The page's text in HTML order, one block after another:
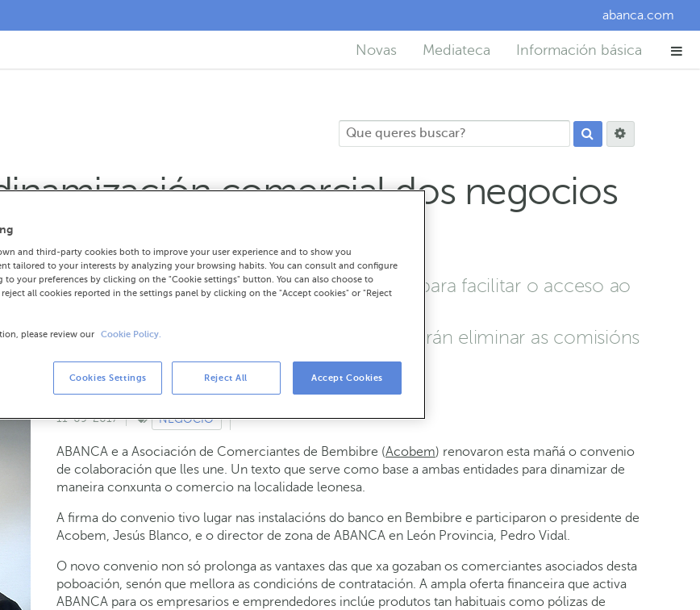
abanca.com
Novas Mediateca Información básica
comercial dos negocios
local rubrican un convenio de colaboración para facilitar o acceso ao
adaptadas e xestores especializados e poderán eliminar as comisións
11-09-2017 NEGOCIO
ABANCA e a Asociación de Comerciantes de Bembibre (Acobem) renovaron esta mañá o convenio
de colaboración que lles une. Un texto que serve como base a ambas entidades para dinamizar de
maneira conxunta o comercio na localidade leonesa.
A firma do convenio tivo lugar nas instalacións do banco en Bembibre e participaron o presidente de
Acobem, Jesús Blanco, e o director de zona de ABANCA en León Provincia, Pedro Vidal.
O novo convenio non só prolonga as vantaxes das que xa gozaban os comerciantes asociados desta
poboación, senón que mellora as condicións de contratación. A ampla oferta financeira que activa
ABANCA para os empresarios e emprendedores inclúe produtos tan habituais como pólizas de
and third-party cookies both to improve your user experience and to show you
tailored to your interests by analyzing your browsing habits. You can consult and configure
to your preferences by clicking on the "Cookie settings" button. You can also choose to
all cookies reported in the settings panel by clicking on the "Accept cookies" or "Reject
please review our Cookie Policy.
Cookies Settings Reject All Accept Cookies